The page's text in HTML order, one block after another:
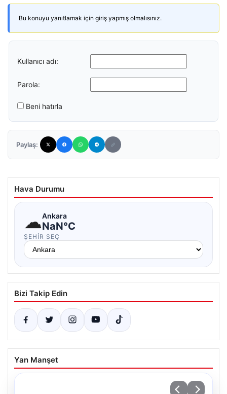
Bu konuyu yanıtlamak için giriş yapmış olmalısınız.
Kullanıcı adı:
Parola:
Beni hatırla
Paylaş:
Hava Durumu
☁Ankara
NaN°C
ŞEHIR SEÇ
Bizi Takip Edin
Yan Manşet